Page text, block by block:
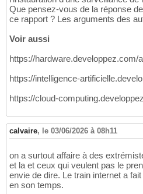
Que pensez-vous de la réponse
ce rapport ? Les arguments des
Voir aussi
https://hardware.developpez.com/
https://intelligence-
https://cloud-
calvaire, le 03/06/2026 à 08h11
on a surtout affaire à des
et la et ceux qui veulent pas le
envie de dire. Le train internet a
en son temps.